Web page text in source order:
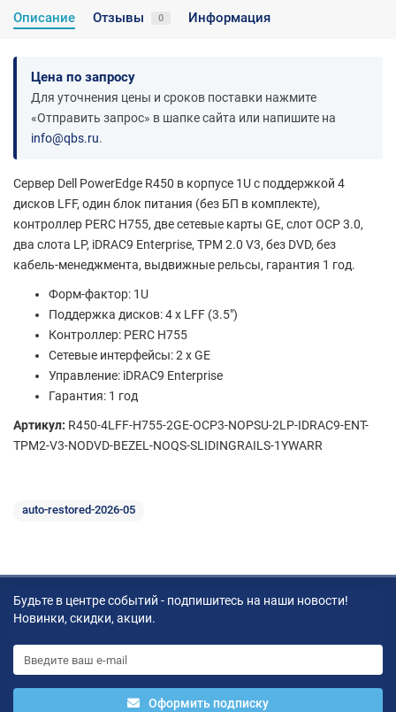
Описание Отзывы 0 Информация
Цена по запросу
Для уточнения цены и сроков поставки нажмите
«Отправить запрос» в шапке сайта или напишите на
info@qbs.ru.
Сервер Dell PowerEdge R450 в корпусе 1U с поддержкой 4
дисков LFF, один блок питания (без БП в комплекте),
контроллер PERC H755, две сетевые карты GE, слот OCP 3.0,
два слота LP, iDRAC9 Enterprise, TPM 2.0 V3, без DVD, без
кабель-менеджмента, выдвижные рельсы, гарантия 1 год.
Форм-фактор: 1U
Поддержка дисков: 4 x LFF (3.5")
Контроллер: PERC H755
Сетевые интерфейсы: 2 x GE
Управление: iDRAC9 Enterprise
Гарантия: 1 год
Артикул: R450-4LFF-H755-2GE-OCP3-NOPSU-2LP-IDRAC9-ENT-
TPM2-V3-NODVD-BEZEL-NOQS-SLIDINGRAILS-1YWARR
auto-restored-2026-05
Будьте в центре событий - подпишитесь на наши новости!
Новинки, скидки, акции.
Оформить подписку